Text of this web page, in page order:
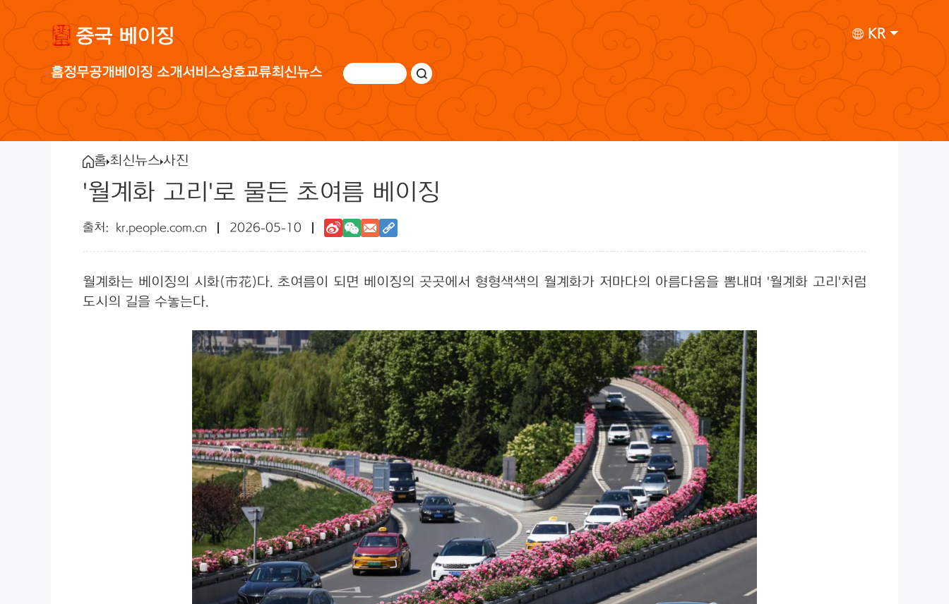
중국 베이징 KR
홈정무공개베이징 소개서비스상호교류최신뉴스
홈 최신뉴스 사진
'월계화 고리'로 물든 초여름 베이징
kr.people.com.cn 2026-05-10
월계화는 베이징의 시화(市花)다. 초여름이 되면 베이징의 곳곳에서 형형색색의 월계화가 저마다의 아름다움을 뽐내며 '월계화 고리'처럼
도시의 길을 수놓는다.